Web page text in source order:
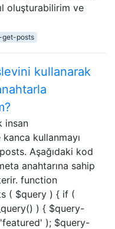
oluşturabilirim ve
get-posts
kullanarak
insan
kullanmayı
Aşağıdaki kod
anahtarına sahip
function
( $query ) { if (
) { $query-
); $query-